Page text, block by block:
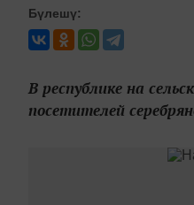
Бүлешү:
В республике на
посетителей